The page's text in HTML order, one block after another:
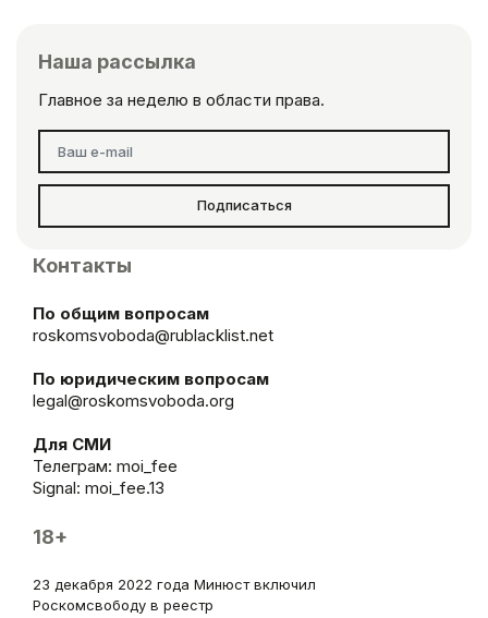
Наша рассылка
Главное за неделю в области права.
Подписаться
Контакты
По общим вопросам
roskomsvoboda@rublacklist.net
По юридическим вопросам
legal@roskomsvoboda.org
Для СМИ
Телеграм: moi_fee
Signal: moi_fee.13
18+
23 декабря 2022 года Минюст включил
Роскомсвободу в реестр